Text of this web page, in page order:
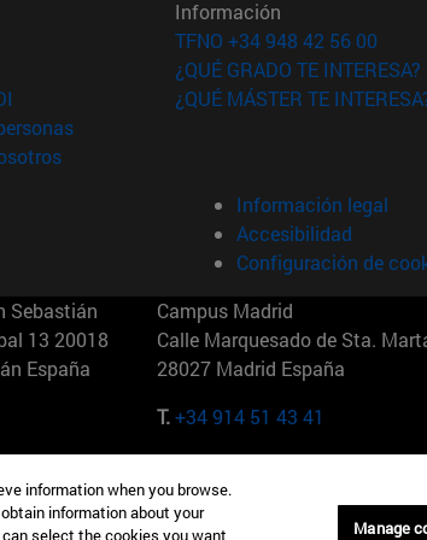
en nueva ventana)
en nueva ventana)
(abre en nueva ventana)
(abre en nueva ventana)
(abre en nueva ventana)
Información
TFNO +34 948 42 56 00
¿QUÉ GRADO TE INTERESA?
¿QUÉ MÁSTER TE
Información legal
Accesibilidad
Configuración de
Sebastián
13 20018
España
Campus Madrid
Calle Marquesado de Sta.
28027 Madrid España
T.+34 914 51 43 41
Nueva York Maria-Theresia-Straße 15
Múnich Alemania
information when you browse.
information about your
select the cookies you want
Manage